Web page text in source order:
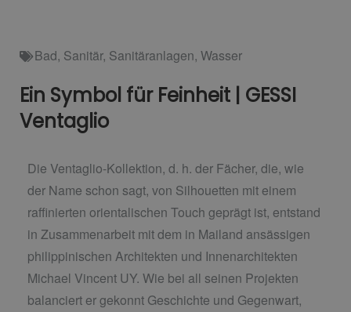
Bad, Sanitär, Sanitäranlagen, Wasser
Ein Symbol für Feinheit | GESSI
Ventaglio
Die Ventaglio-Kollektion, d. h. der Fächer, die, wie
der Name schon sagt, von Silhouetten mit einem
raffinierten orientalischen Touch geprägt ist, entstand
in Zusammenarbeit mit dem in Mailand ansässigen
philippinischen Architekten und Innenarchitekten
Michael Vincent UY. Wie bei all seinen Projekten
balanciert er gekonnt Geschichte und Gegenwart,